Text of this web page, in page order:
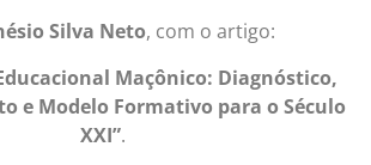
Silva Neto, com o artigo:
Maçônico: Diagnóstico,
e Modelo Formativo para o Século
XXI”.